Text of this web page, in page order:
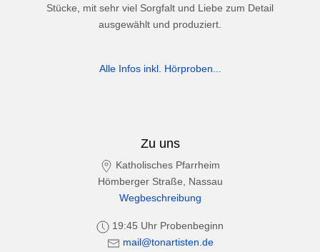
Stücke, mit sehr viel Sorgfalt und Liebe zum Detail
ausgewählt und produziert.
Alle Infos inkl. Hörproben...
Zu uns
Katholisches Pfarrheim
Hömberger Straße, Nassau
Wegbeschreibung
19:45 Uhr Probenbeginn
mail@tonartisten.de